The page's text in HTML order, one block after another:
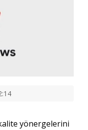
yönergelerini